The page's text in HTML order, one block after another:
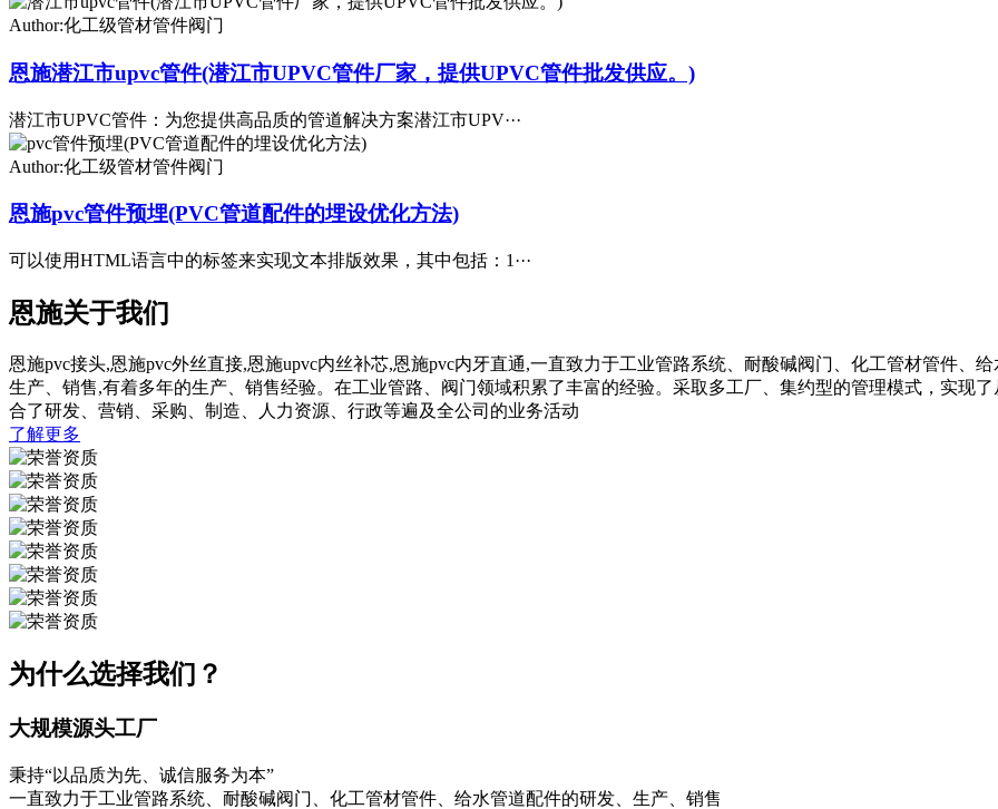
Author:化工级管材管件阀门
恩施潜江市upvc管件(潜江市UPVC管件厂家，提供UPVC管件批发供应。)
潜江市UPVC管件：为您提供高品质的管道解决方案潜江市UPV···
Author:化工级管材管件阀门
恩施pvc管件预埋(PVC管道配件的埋设优化方法)
可以使用HTML语言中的标签来实现文本排版效果，其中包括：1···
恩施关于我们
恩施pvc接头,恩施pvc外丝直接,恩施upvc内丝补芯,恩施pvc内牙直通,一直致力于工业管路系统、耐酸碱阀门、化工管材管件、
生产、销售,有着多年的生产、销售经验。在工业管路、阀门领域积累了丰富的经验。采取多工厂、集约型的管理模式，实现
合了研发、营销、采购、制造、人力资源、行政等遍及全公司的业务活动
了解更多
为什么选择我们？
大规模源头工厂
秉持“以品质为先、诚信服务为本”
一直致力于工业管路系统、耐酸碱阀门、化工管材管件、给水管道配件的研发、生产、销售